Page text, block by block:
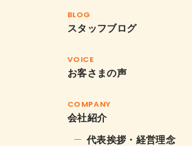
BLOG
スタッフブログ
VOICE
お客さまの声
COMPANY
会社紹介
代表挨拶・経営理念